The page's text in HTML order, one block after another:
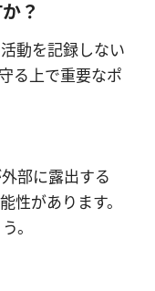
？
動を記録しない
る上で重要なポ
部に露出する
性があります。
。